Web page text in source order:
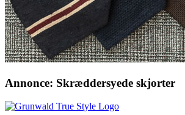
Annonce: Skræddersyede skjorter